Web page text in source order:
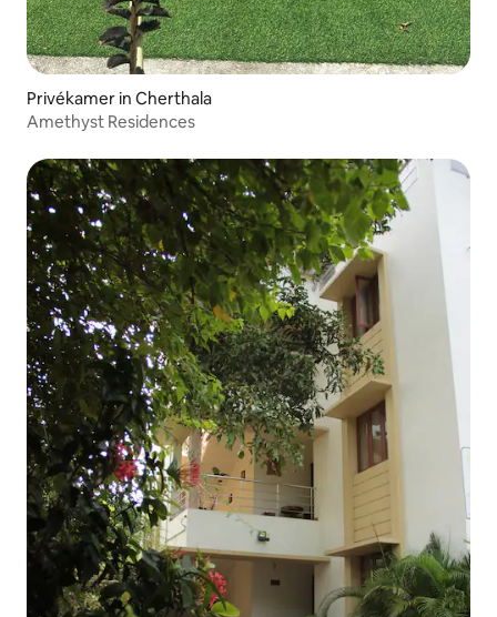
Privékamer in Cherthala
Amethyst Residences